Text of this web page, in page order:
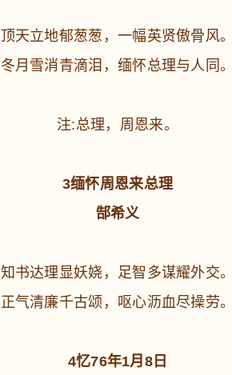
顶天立地郁葱葱，一幅英贤傲骨风。
冬月雪消青滴泪，缅怀总理与人同。
注:总理，周恩来。
3缅怀周恩来总理
郜希义
知书达理显妖娆，足智多谋耀外交。
正气清廉千古颂，呕心沥血尽操劳。
4忆76年1月8日